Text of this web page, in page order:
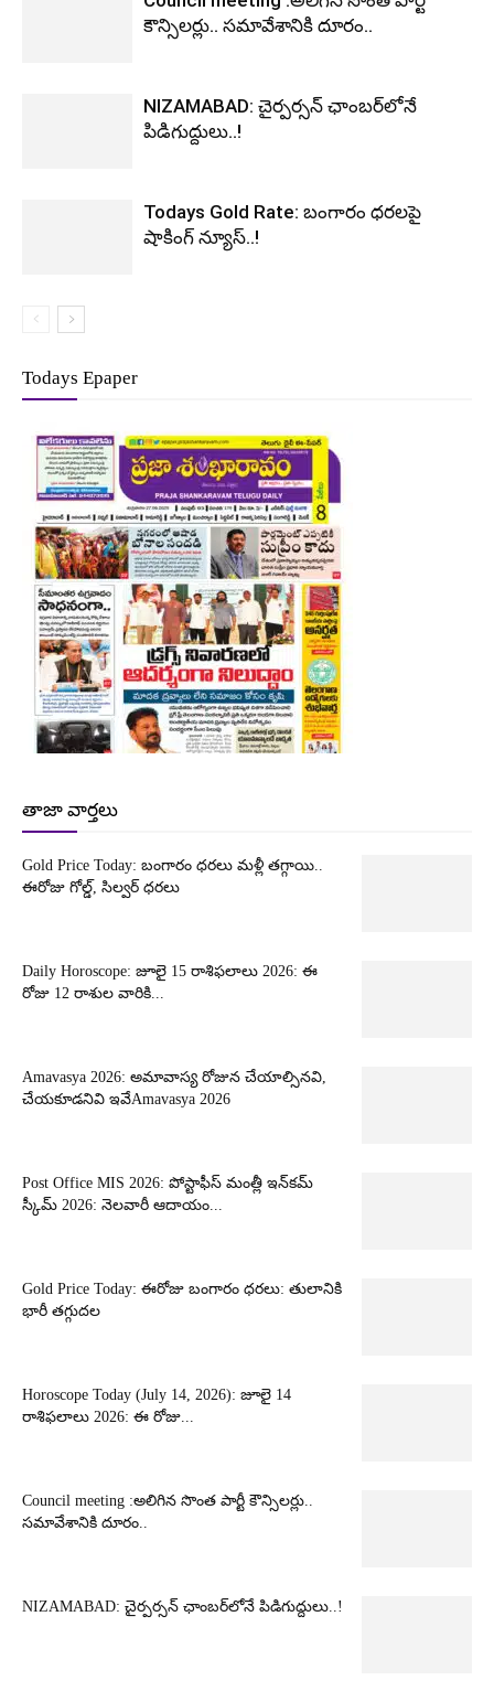
కౌన్సిలర్లు.. సమావేశానికి దూరం..
NIZAMABAD: చైర్పర్సన్ ఛాంబర్‌లోనే
పిడిగుద్దులు..!
Todays Gold Rate: బంగారం ధరలపై
షాకింగ్ న్యూస్..!
Todays Epaper
తాజా వార్తలు
Gold Price Today: బంగారం ధరలు మళ్లీ తగ్గాయి..
ఈరోజు గోల్డ్, సిల్వర్ ధరలు
Daily Horoscope: జూలై 15 రాశిఫలాలు 2026: ఈ
రోజు 12 రాశుల వారికి...
Amavasya 2026: అమావాస్య రోజున చేయాల్సినవి,
చేయకూడనివి ఇవేAmavasya 2026
Post Office MIS 2026: పోస్టాఫీస్ మంత్లీ ఇన్‌కమ్
స్కీమ్ 2026: నెలవారీ ఆదాయం...
Gold Price Today: ఈరోజు బంగారం ధరలు: తులానికి
భారీ తగ్గుదల
Horoscope Today (July 14, 2026): జూలై 14
రాశిఫలాలు 2026: ఈ రోజు...
Council meeting :అలిగిన సొంత పార్టీ కౌన్సిలర్లు..
సమావేశానికి దూరం..
NIZAMABAD: చైర్పర్సన్ ఛాంబర్‌లోనే పిడిగుద్దులు..!